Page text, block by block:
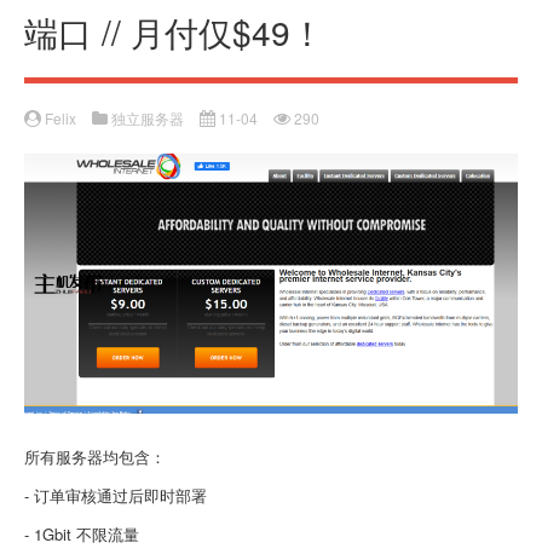
端口 // 月付仅$49！
Felix 独立服务器 11-04 290
所有服务器均包含：
- 订单审核通过后即时部署
- 1Gbit 不限流量